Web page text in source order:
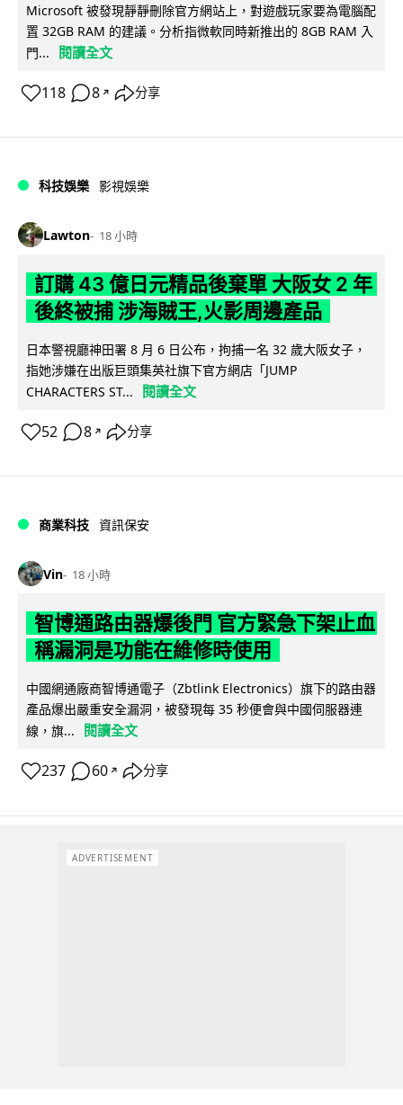
Microsoft 被發現靜靜刪除官方網站上，對遊戲玩家要為電腦配
置 32GB RAM 的建議。分析指微軟同時新推出的 8GB RAM 入
門...
閱讀全文
118 8 ↗ 分享
科技娛樂 影視娛樂
Lawton 18 小時
訂購 43 億日元精品後棄單 大阪女 2 年
後終被捕 涉海賊王,火影周邊產品
日本警視廳神田署 8 月 6 日公布，拘捕一名 32 歲大阪女子，
指她涉嫌在出版巨頭集英社旗下官方網店「JUMP
CHARACTERS ST...
閱讀全文
52 8 ↗ 分享
商業科技 資訊保安
Vin 18 小時
智博通路由器爆後門 官方緊急下架止血
稱漏洞是功能在維修時使用
中國網通廠商智博通電子（Zbtlink Electronics）旗下的路由器
產品爆出嚴重安全漏洞，被發現每 35 秒便會與中國伺服器連
線，旗...
閱讀全文
237 60 ↗ 分享
ADVERTISEMENT